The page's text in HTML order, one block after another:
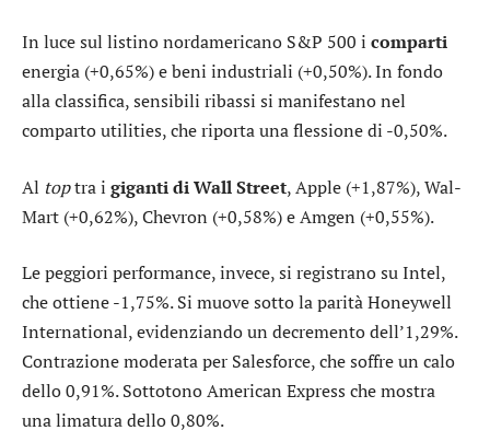
In luce sul listino nordamericano S&P 500 i comparti
energia (+0,65%) ebeni industriali (+0,50%). In fondo
alla classifica, sensibili ribassi si manifestano nel
compartoutilities, che riporta una flessione di -0,50%.
Al toptra i giganti di Wall Street,Apple (+1,87%),Wal-
Mart (+0,62%),Chevron (+0,58%) eAmgen (+0,55%).
Le peggiori performance, invece, si registrano suIntel,
che ottiene -1,75%. Si muove sotto la paritàHoneywell
International, evidenziando un decremento dell’1,29%.
Contrazione moderata per Salesforce, che soffre un calo
dello 0,91%. SottotonoAmerican Express che mostra
una limatura dello 0,80%.